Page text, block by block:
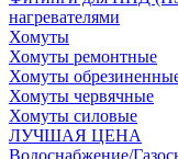
нагревателями
Хомуты
Хомуты ремонтные
Хомуты
Хомуты червячные
Хомуты силовые
ЛУЧШАЯ ЦЕНА
Водоснабжение/